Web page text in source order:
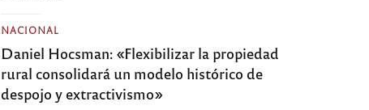
NACIONAL
Daniel Hocsman: «Flexibilizar la propiedad
rural consolidará un modelo histórico de
despojo y extractivismo»